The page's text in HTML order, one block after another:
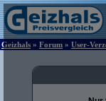
Geizhals » Forum » User-